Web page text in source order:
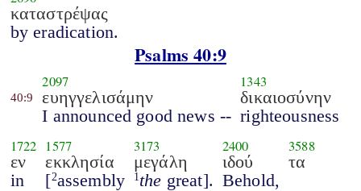
καταστρέψας
by eradication.
Psalms 40:9
40:9
2097
ευηγγελισάμην
I announced good news --
1343
δικαιοσύνην
righteousness
1722
εν
in
1577
εκκλησία
[2assembly
3173
μεγάλη
1 the great].
2400
ιδού
Behold,
3588
τα